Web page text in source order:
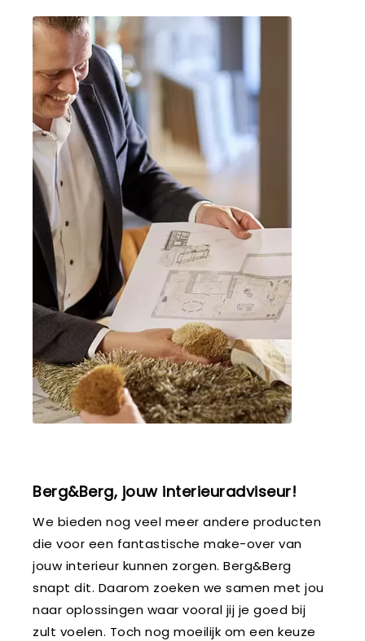
Berg&Berg, jouw interieuradviseur!
We bieden nog veel meer andere producten
die voor een fantastische make-over van
jouw interieur kunnen zorgen. Berg&Berg
snapt dit. Daarom zoeken we samen met jou
naar oplossingen waar vooral jij je goed bij
zult voelen. Toch nog moeilijk om een keuze